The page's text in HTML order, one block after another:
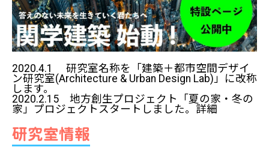
2020.4.1 研究室名称を「建築＋都市空間デザイ
ン研究室(Architecture & Urban Design Lab)」に改称
します。
2020.2.15 地方創生プロジェクト「夏の家・冬の
家」プロジェクトスタートしました。 詳細
研究室情報